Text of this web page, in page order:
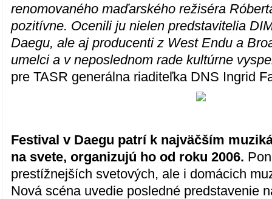
renomovaného maďarského režiséra
pozitívne. Ocenili ju nielen predstavitelia
Daegu, ale aj producenti z West Endu a
umelci a v neposlednom rade kultúrne
pre TASR generálna riaditeľka DNS Ingrid
Festival v Daegu patrí k najväčším
na svete, organizujú ho od roku 2006.
prestížnejších svetových, ale i domácich
Nová scéna uvedie posledné predstavenie